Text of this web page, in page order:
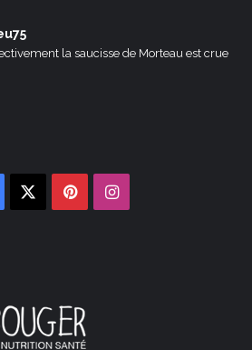
la saucisse de Morteau est crue
Facebook PinterestInstagram